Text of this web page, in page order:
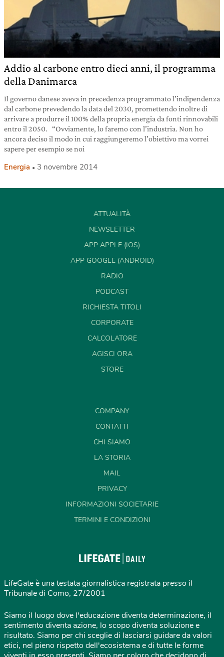
Addio al carbone entro dieci anni, il programma
della Danimarca
Il governo danese aveva in precedenza programmato l’indipendenza
dal carbone prevedendo la data del 2030, promettendo inoltre di
arrivare a produrre il 100% della propria energia da fonti rinnovabili
entro il 2050. “Ovviamente, lo faremo con l’industria. Non ho
ancora deciso il modo in cui raggiungeremo l’obiettivo ma vorrei
sapere per esempio se noi
Energia 3 novembre 2014
ATTUALITÀ
NEWSLETTER
APP APPLE (IOS)
APP GOOGLE (ANDROID)
RADIO
PODCAST
RICHIESTA TITOLI
CORPORATE
CALCOLATORE
AGISCI ORA
STORE
COMPANY
CONTATTI
CHI SIAMO
LA STORIA
MAIL
PRIVACY
INFORMAZIONI SOCIETARIE
TERMINI E CONDIZIONI
LifeGate è una testata giornalistica registrata presso il
Tribunale di Como, 27/2001
Siamo il luogo dove l'educazione diventa determinazione, il
sentimento diventa azione, lo scopo diventa soluzione e
risultato. Siamo per chi sceglie di lasciarsi guidare da valori
etici, nel pieno rispetto dell'ecosistema e di tutte le forme